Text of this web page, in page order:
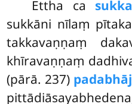
Ettha ca
sukkāni nīlaṃ
takkavaṇṇaṃ
khīravaṇṇaṃ
(pārā. 237)